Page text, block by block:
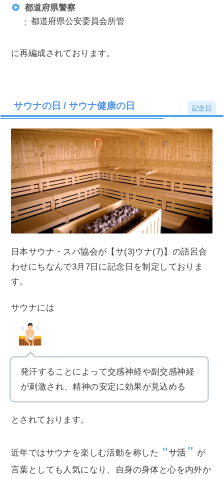
都道府県警察
都道府県公安委員会所管
に再編成されております。
サウナの日 / サウナ健康の日 記念日
日本サウナ・スパ協会が【サ(3)ウナ(7)】の語呂合
わせにちなんで3月7日に記念日を制定しておりま
す。
サウナには
発汗することによって交感神経や副交感神経
が刺激され、精神の安定に効果が見込める
とされております。
近年ではサウナを楽しむ活動を称した サ活
が
言葉としても人気になり、自身の身体と心を内外か